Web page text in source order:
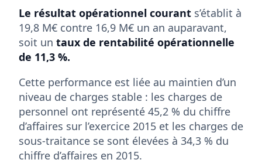
Le résultat opérationnel courant s’établit à
19,8 M€ contre 16,9 M€ un an auparavant,
soit un taux de rentabilité opérationnelle
de 11,3 %.
Cette performance est liée au maintien d’un
niveau de charges stable : les charges de
personnel ont représenté 45,2 % du chiffre
d’affaires sur l’exercice 2015 et les charges de
sous-traitance se sont élevées à 34,3 % du
chiffre d’affaires en 2015.